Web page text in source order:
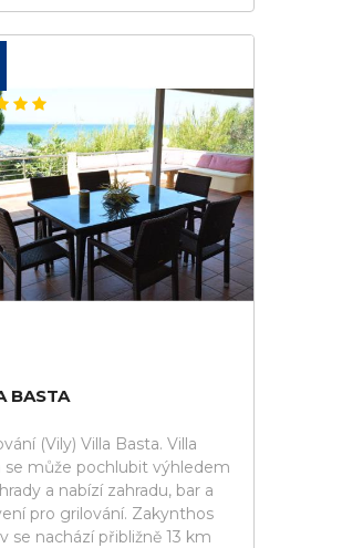
BASTA
(Vily) Villa Basta. Villa
se může pochlubit výhledem
a nabízí zahradu, bar a
pro grilování. Zakynthos
se nachází přibližně 13 km